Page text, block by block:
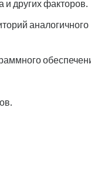
и других факторов.
аналогичного